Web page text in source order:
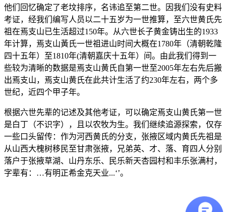
他们回忆确定了老坟排序，名讳追至第二世。因我们没有史料
考证，经我们编写人员以二十五岁为一世推算，至六世黄氏先
祖在焉支山已生活超过150年。从六世长子黄金铸出生的1933
年计算，焉支山黃氏一世祖进山时间大概在1780年（清朝乾隆
四十五年）至1810年(清朝嘉庆十五年）间。由此我们得到一
些较为清晰的数据是焉支山黄氏自第一世至2005年左右先后搬
出焉支山，焉支山黄氏在此共计生活了约230年左右，两个多
世纪，近四个甲子年。
根据六世先辈的记述及其他考证，可以确定焉支山黄氏第一世
是白丁（不识字），且以农牧为生。我们继续追源探索，仅存
一些口头留传：作为河西黄氏的分支，张掖区域内黄氏先祖是
从山西大槐树移民至甘肃张掖，兄弟英、 才、落、育四人分别
落户于张掖草湖、山丹东乐、民乐新天杏园村和丰乐张满村，
字辈有：…有明正希金克天业...‘’。